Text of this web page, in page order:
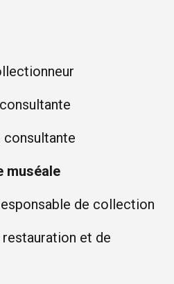
consultante
muséale
de collection
et de